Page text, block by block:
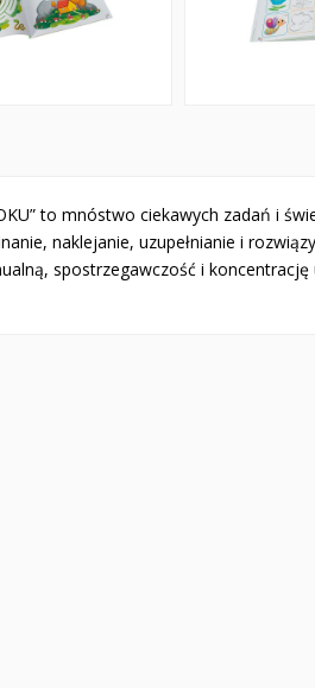
to mnóstwo ciekawych zadań i
naklejanie, uzupełnianie i
spostrzegawczość i koncentrację